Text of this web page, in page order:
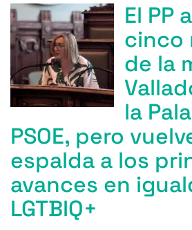
El PP
cinco
de la
la
PSOE, pero
espalda a los
avances en
LGTBIQ+